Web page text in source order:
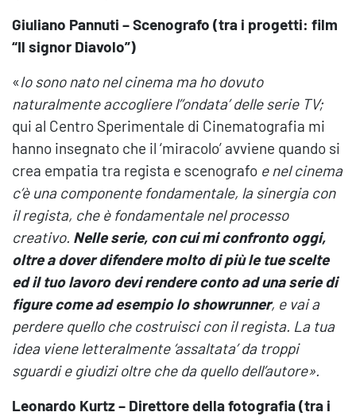
Giuliano Pannuti – Scenografo (tra i progetti: film
“Il signor Diavolo”)
«Io sono nato nel cinema ma ho dovuto
naturalmente accogliere l’’ondata’ delle serie TV;
qui al Centro Sperimentale di Cinematografia mi
hanno insegnato che il ‘miracolo’ avviene quando si
crea empatia tra regista e scenografo e nel cinema
c’è una componente fondamentale, la sinergia con
il regista, che è fondamentale nel processo
creativo. Nelle serie, con cui mi confronto oggi,
oltre a dover difendere molto di più le tue scelte
ed il tuo lavoro devi rendere conto ad una serie di
figure come ad esempio lo showrunner, e vai a
perdere quello che costruisci con il regista. La tua
idea viene letteralmente ‘assaltata’ da troppi
sguardi e giudizi oltre che da quello dell’autore».
Leonardo Kurtz – Direttore della fotografia (tra i